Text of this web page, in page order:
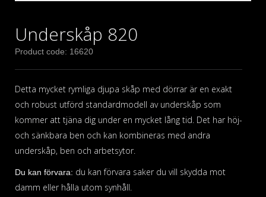
Underskåp 820
Product code: 16620
Detta mycket rymliga djupa skåp med dörrar är en exakt
och robust utförd standardmodell av underskåp som
kommer att tjäna dig under en mycket lång tid. Det har höj-
och sänkbara ben och kan kombineras med andra
underskåp, ben och arbetsytor.
Du kan förvara: du kan förvara saker du vill skydda mot
damm eller hålla utom synhåll.